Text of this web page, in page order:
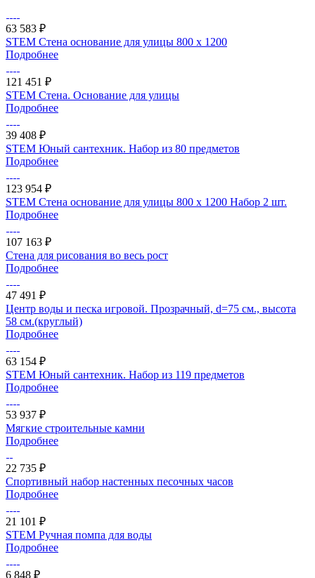
63 583 ₽
STEM Стена основание для улицы 800 x 1200
Подробнее
121 451 ₽
STEM Стена. Основание для улицы
Подробнее
39 408 ₽
STEM Юный сантехник. Набор из 80 предметов
Подробнее
123 954 ₽
STEM Стена основание для улицы 800 x 1200 Набор 2 шт.
Подробнее
107 163 ₽
Стена для рисования во весь рост
Подробнее
47 491 ₽
Центр воды и песка игровой. Прозрачный, d=75 см., высота
58 см.(круглый)
Подробнее
63 154 ₽
STEM Юный сантехник. Набор из 119 предметов
Подробнее
53 937 ₽
Мягкие строительные камни
Подробнее
22 735 ₽
Спортивный набор настенных песочных часов
Подробнее
21 101 ₽
STEM Ручная помпа для воды
Подробнее
6 848 ₽